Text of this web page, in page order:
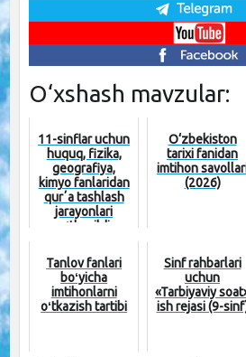
O‘xshash mavzular:
11-sinflar uchun
huquq, fizika,
geografiya,
kimyo fanlaridan
qurʼa tashlash
jarayonlari
oʻtkazildi
O‘zbekiston
tarixi fanidan
imtihon
(2026)
Tanlov fanlari
boʻyicha
imtihonlarni
oʻtkazish tartibi
Sinf rahbarlari
uchun
«Tarbiyaviy
ish rejasi (9-